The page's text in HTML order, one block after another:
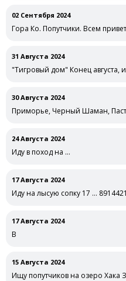
02 Сентября 2024
Гора Ко. Попутчики. Всем
31 Августа 2024
"Тигровый дом" Конец августа,
30 Августа 2024
Приморье, Черный Шаман,
24 Августа 2024
Иду в поход на …
17 Августа 2024
Иду на лысую сопку 17 …
17 Августа 2024
В
15 Августа 2024
Ищу попутчиков на озеро Хака